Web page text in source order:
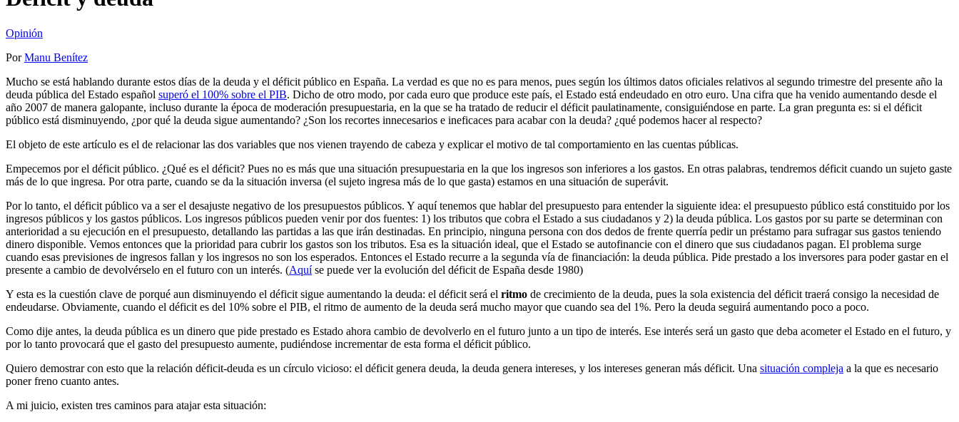
Opinión
PorManu Benítez
Mucho se está hablando durante estos días de la deuda y el déficit público en España. La verdad es que no es para menos, pues según los últimos datos oficiales relativos al segundo trimestre del presente año la
deuda pública del Estado español superó el 100% sobre el PIB. Dicho de otro modo, por cada euro que produce este país, el Estado está endeudado en otro euro. Una cifra que ha venido aumentando desde el
año 2007 de manera galopante, incluso durante la época de moderación presupuestaria, en la que se ha tratado de reducir el déficit paulatinamente, consiguiéndose en parte. La gran pregunta es: si el déficit
público está disminuyendo, ¿por qué la deuda sigue aumentando? ¿Son los recortes innecesarios e ineficaces para acabar con la deuda? ¿qué podemos hacer al respecto?
El objeto de este artículo es el de relacionar las dos variables que nos vienen trayendo de cabeza y explicar el motivo de tal comportamiento en las cuentas públicas.
Empecemos por el déficit público. ¿Qué es el déficit? Pues no es más que una situación presupuestaria en la que los ingresos son inferiores a los gastos. En otras palabras, tendremos déficit cuando un sujeto gaste
más de lo que ingresa. Por otra parte, cuando se da la situación inversa (el sujeto ingresa más de lo que gasta) estamos en una situación de superávit.
Por lo tanto, el déficit público va a ser el desajuste negativo de los presupuestos públicos. Y aquí tenemos que hablar del presupuesto para entender la siguiente idea: el presupuesto público está constituido por los
ingresos públicos y los gastos públicos. Los ingresos públicos pueden venir por dos fuentes: 1) los tributos que cobra el Estado a sus ciudadanos y 2) la deuda pública. Los gastos por su parte se determinan con
anterioridad a su ejecución en el presupuesto, detallando las partidas a las que irán destinadas. En principio, ninguna persona con dos dedos de frente querría pedir un préstamo para sufragar sus gastos teniendo
dinero disponible. Vemos entonces que la prioridad para cubrir los gastos son los tributos. Esa es la situación ideal, que el Estado se autofinancie con el dinero que sus ciudadanos pagan. El problema surge
cuando esas previsiones de ingresos fallan y los ingresos no son los esperados. Entonces el Estado recurre a la segunda vía de financiación: la deuda pública. Pide prestado a los inversores para poder gastar en el
presente a cambio de devolvérselo en el futuro con un interés. (Aquíse puede ver la evolución del déficit de España desde 1980)
Y esta es la cuestión clave de porqué aun disminuyendo el déficit sigue aumentando la deuda: el déficit será el ritmo de crecimiento de la deuda, pues la sola existencia del déficit traerá consigo la necesidad de
endeudarse. Obviamente, cuando el déficit es del 10% sobre el PIB, el ritmo de aumento de la deuda será mucho mayor que cuando sea del 1%. Pero la deuda seguirá aumentando poco a poco.
Como dije antes, la deuda pública es un dinero que pide prestado es Estado ahora cambio de devolverlo en el futuro junto a un tipo de interés. Ese interés será un gasto que deba acometer el Estado en el futuro, y
por lo tanto provocará que el gasto del presupuesto aumente, pudiéndose incrementar de esta forma el déficit público.
Quiero demostrar con esto que la relación déficit-deuda es un círculo vicioso: el déficit genera deuda, la deuda genera intereses, y los intereses generan más déficit. Una situación compleja a la que es necesario
poner freno cuanto antes.
A mi juicio, existen tres caminos para atajar esta situación: